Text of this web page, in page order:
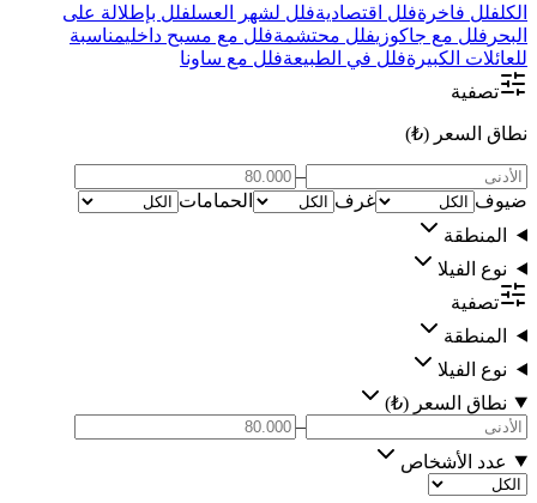
الكلفلل فاخرةفلل اقتصاديةفلل لشهر العسلفلل بإطلالة على
البحر فلل مع جاكوزيفلل محتشمةفلل مع مسبح داخليمناسبة
للعائلات الكبيرةفلل في الطبيعةفلل مع ساونا
تصفية
نطاق السعر (₺)
–
ضيوف
غرف
الحمامات
المنطقة
نوع الفيلا
تصفية
المنطقة
نوع الفيلا
نطاق السعر (₺)
–
عدد الأشخاص